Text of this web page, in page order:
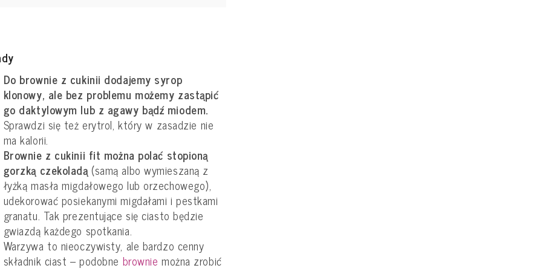
Do brownie z cukinii dodajemy syrop
klonowy, ale bez problemu możemy zastąpić
go daktylowym lub z agawy bądź miodem.
Sprawdzi się też erytrol, który w zasadzie nie
ma kalorii.
Brownie z cukinii fit można polać stopioną
gorzką czekoladą(samą albo wymieszaną z
łyżką masła migdałowego lub orzechowego),
udekorować posiekanymi migdałami i pestkami
granatu. Tak prezentujące się ciasto będzie
gwiazdą każdego spotkania.
Warzywa to nieoczywisty, ale bardzo cenny
składnik ciast – podobne brownie można zrobić